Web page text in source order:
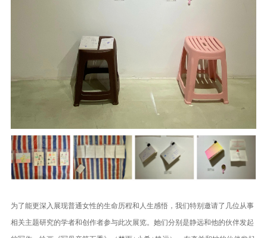
为了能更深入展现普通女性的生命历程和人生感悟，我们特别邀请了几位从事
相关主题研究的学者和创作者参与此次展览。她们分别是静远和他的伙伴发起